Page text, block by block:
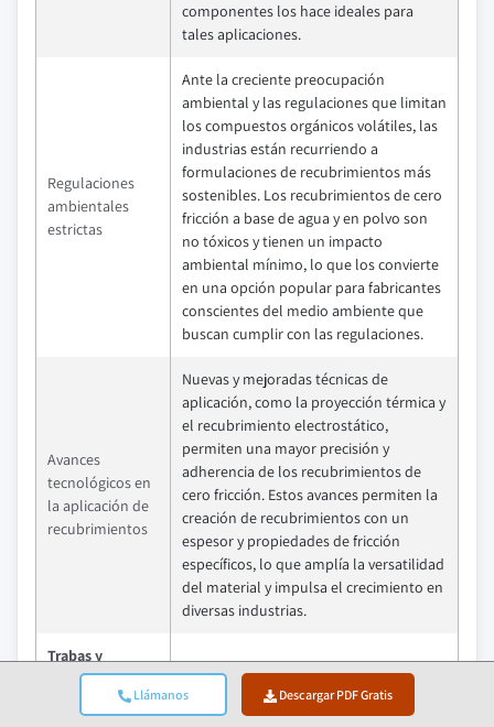
Llámanos Descargar PDF Gratis
componentes los hace ideales para
tales aplicaciones.
Regulaciones
ambientales
estrictas
Ante la creciente preocupación
ambiental y las regulaciones que limitan
los compuestos orgánicos volátiles, las
industrias están recurriendo a
formulaciones de recubrimientos más
sostenibles. Los recubrimientos de cero
fricción a base de agua y en polvo son
no tóxicos y tienen un impacto
ambiental mínimo, lo que los convierte
en una opción popular para fabricantes
conscientes del medio ambiente que
buscan cumplir con las regulaciones.
Avances
tecnológicos en
la aplicación de
recubrimientos
Nuevas y mejoradas técnicas de
aplicación, como la proyección térmica y
el recubrimiento electrostático,
permiten una mayor precisión y
adherencia de los recubrimientos de
cero fricción. Estos avances permiten la
creación de recubrimientos con un
espesor y propiedades de fricción
específicos, lo que amplía la versatilidad
del material y impulsa el crecimiento en
diversas industrias.
Trabas y
Desafíos
Impacto